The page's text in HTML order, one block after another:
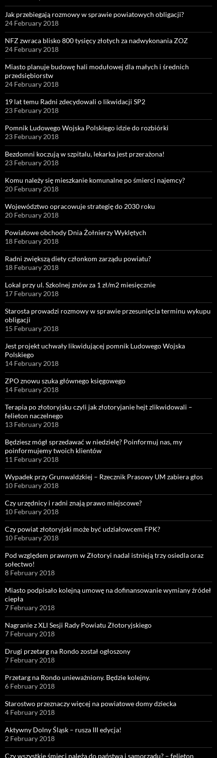
Jak przebiegają rozmowy w sprawie powiatowych obligacji?
24 February 2018
NFZ zwraca blisko 800 tysięcy złotych za nadwykonania ZOZ
24 February 2018
Miasto planuje budowę hali modułowej dla małych i średnich
przedsiębiorstw
24 February 2018
19 lat temu Radni zdecydowali o likwidacji SP2
23 February 2018
Pomnik Ludowego Wojska Polskiego idzie do rozbiórki
23 February 2018
Bezdomni koczują w szpitalu, lekarka jest przerażona!
23 February 2018
Komu należy się mieszkanie komunalne po śmierci najemcy?
20 February 2018
Województwo opracowuje strategię do 2030 roku
20 February 2018
Powiatowe obchody Dnia Żołnierzy Wyklętych
18 February 2018
Radni zwiększą diety członkom zarządu powiatu?
18 February 2018
Lokal przy ul. Szkolnej znów za 1 zł/m2 miesięcznie
17 February 2018
Starosta prowadzi rozmowy w sprawie przesunięcia terminu wykupu
obligacji
15 February 2018
Jest projekt uchwały likwidującej pomnik Ludowego Wojska
Polskiego
14 February 2018
ZPO znowu szuka głównego księgowego
14 February 2018
Terapia po złotoryjsku czyli jak złotoryjanie hejt zlikwidowali –
felieton naczelnego
13 February 2018
Będziesz mógł sprzedawać w niedzielę? Poinformuj nas, my
poinformujemy twoich klientów
11 February 2018
Wypadek przy Grunwaldzkiej – Rzecznik Prasowy UM zabiera głos
10 February 2018
Czy urzędnicy i radni znają prawo miejscowe?
10 February 2018
Czy powiat złotoryjski może być udziałowcem FPK?
10 February 2018
Pod względem prawnym w Złotoryi nadal istnieją trzy osiedla oraz
sołectwo!
8 February 2018
Miasto podpisało kolejną umowę na dofinansowanie wymiany źródeł
ciepła
7 February 2018
Nagranie z XLI Sesji Rady Powiatu Złotoryjskiego
7 February 2018
Drugi przetarg na Rondo został ogłoszony
7 February 2018
Przetarg na Rondo unieważniony. Będzie kolejny.
6 February 2018
Starostwo przeznaczy więcej na powiatowe domy dziecka
4 February 2018
Aktywny Dolny Śląsk – rusza III edycja!
2 February 2018
Czy wszystkie śmieci należą do państwa i samorządu? – felieton